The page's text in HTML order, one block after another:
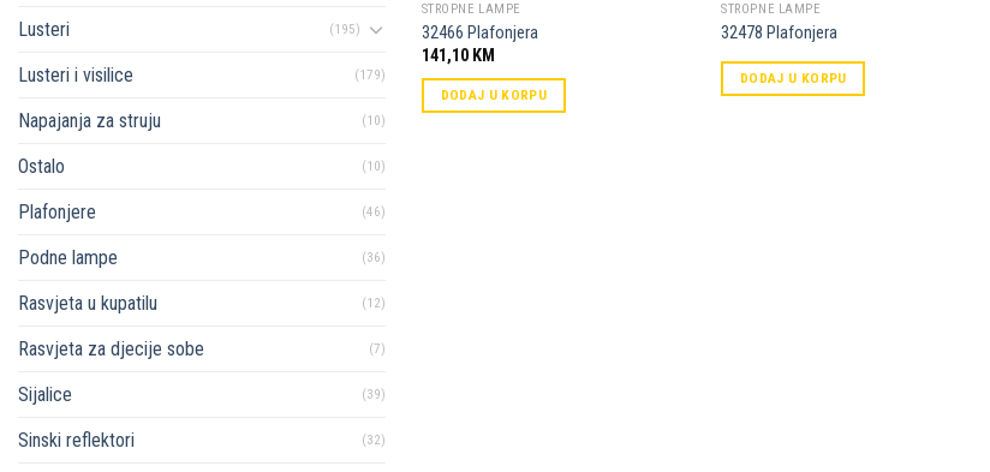
Lusteri (195)
Lusteri i visilice (179)
Napajanja za struju (10)
Ostalo (10)
Plafonjere (46)
Podne lampe (36)
Rasvjeta u kupatilu (12)
Rasvjeta za djecije sobe (7)
Sijalice (39)
Sinski reflektori (32)
STROPNE LAMPE
32466 Plafonjera
141,10 KM
DODAJ U KORPU
STROPNE LAMPE
32478 Plafonjera
DODAJ U KORPU